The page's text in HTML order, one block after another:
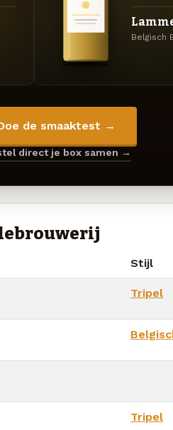
Belgisch
de smaaktest →
direct je box samen →
Stijl
Tripel
Tripel